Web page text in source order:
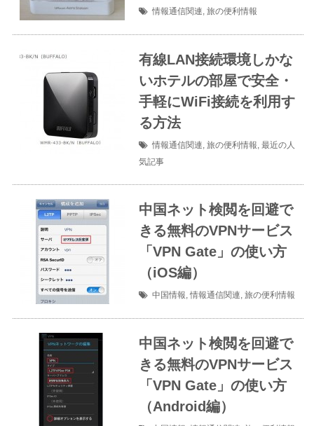
情報通信関連, 旅の便利情報
有線LAN接続環境しかな
いホテルの部屋で安全・
手軽にWiFi接続を利用す
る方法
情報通信関連, 旅の便利情報, 最近の人
気記事
中国ネット検閲を回避で
きる無料のVPNサービス
「VPN Gate」の使い方
（iOS編）
中国情報, 情報通信関連, 旅の便利情報
中国ネット検閲を回避で
きる無料のVPNサービス
「VPN Gate」の使い方
（Android編）